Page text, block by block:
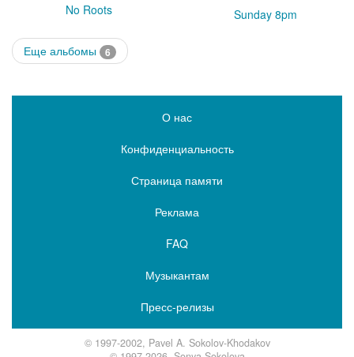
No Roots Sunday 8pm
Еще альбомы 6
О нас
Конфиденциальность
Страница памяти
Реклама
FAQ
Музыкантам
Пресс-релизы
© 1997-2002, Pavel A. Sokolov-Khodakov